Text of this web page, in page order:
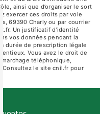
ainsi que d’organiser le sort
exercer ces droits par voie
69390 Charly ou par courrier
Un justificatif d'identité
vos données pendant la
durée de prescription légale
Vous avez le droit de
téléphonique,
. Consultez le site cnil.fr pour